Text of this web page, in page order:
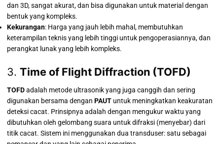
dan 3D, sangat akurat, dan bisa digunakan untuk material dengan
bentuk yang kompleks.
Kekurangan: Harga yang jauh lebih mahal, membutuhkan
keterampilan teknis yang lebih tinggi untuk pengoperasiannya, dan
perangkat lunak yang lebih kompleks.
3. Time of Flight Diffraction (TOFD)
TOFDadalah metode ultrasonik yang juga canggih dan sering
digunakan bersama dengan PAUT untuk meningkatkan keakuratan
deteksi cacat. Prinsipnya adalah dengan mengukur waktu yang
dibutuhkan oleh gelombang suara untuk difraksi (menyebar) dari
titik cacat. Sistem ini menggunakan dua transduser: satu sebagai